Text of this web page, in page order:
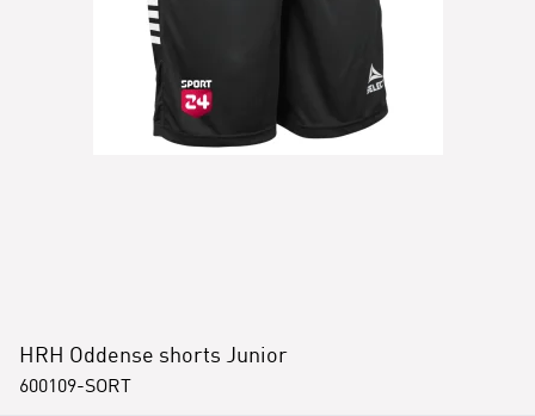
HRH Oddense shorts Junior
600109-SORT